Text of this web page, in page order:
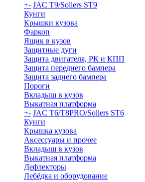
+- JAC T9/Sollers ST9
Кунги
Крышки кузова
Фаркоп
Ящик в кузов
Защитные дуги
Защита двигателя, РК и КПП
Защита переднего бампера
Защита заднего бампера
Пороги
Вкладыш в кузов
Выкатная платформа
+- JAC T6/T8PRO/Sollers ST6
Кунги
Крышка кузова
Аксессуары и прочее
Вкладыш в кузов
Выкатная платформа
Дефлекторы
Лебёдка и оборудование